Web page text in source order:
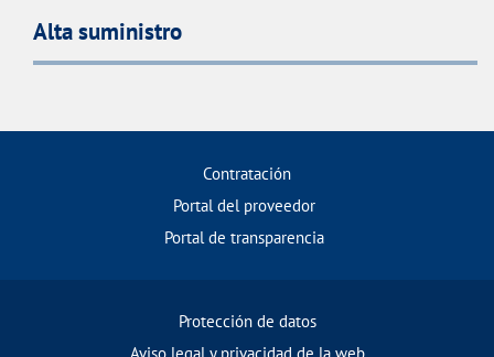
Alta suministro
Contratación
Portal del proveedor
Portal de transparencia
Protección de datos